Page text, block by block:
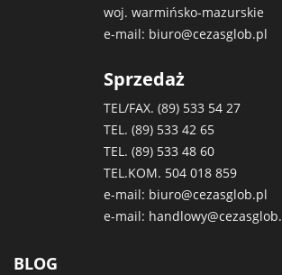
woj. warmińsko-mazurskie
e-mail: biuro@cezasglob.pl
Sprzedaż
TEL/FAX. (89) 533 54 27
TEL. (89) 533 42 65
TEL. (89) 533 48 60
TEL.KOM. 504 018 859
e-mail: biuro@cezasglob.pl
e-mail:
BLOG